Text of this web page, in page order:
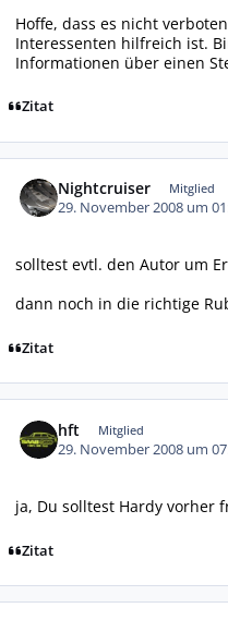
Hoffe, dass es nicht
Interessenten hilfreich ist.
Informationen über einen
Zitat
Nightcruiser Mitglied
29. November 2008 um
solltest evtl. den Autor um
dann noch in die richtige
Zitat
hft Mitglied
29. November 2008 um
ja, Du solltest Hardy vorher
Zitat